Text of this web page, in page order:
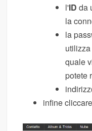
l'ID da
la
la
quale
potete
infine